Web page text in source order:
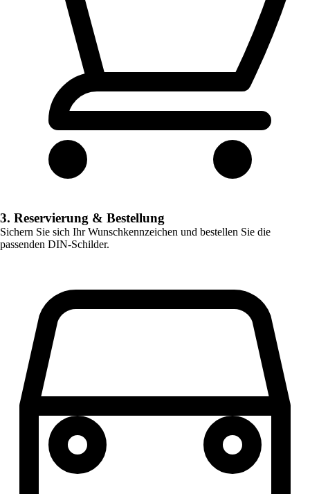
3. Reservierung & Bestellung
Sichern Sie sich Ihr Wunschkennzeichen und bestellen Sie die
passenden DIN-Schilder.